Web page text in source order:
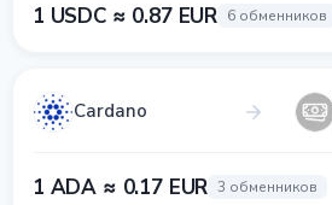
1 USDC ≈ 0.87 EUR 6 обменников
Cardano
1 ADA ≈ 0.17 EUR 3 обменников